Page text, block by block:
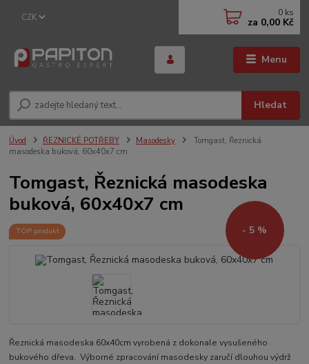
Menu
CZK
Hledat
0 ks
za 0,00 Kč
Úvod ŘEZNICKÉ POTŘEBY Masodesky
Tomgast, Řeznická
masodeska buková, 60x40x7 cm
Tomgast, Řeznická masodeska
buková, 60x40x7 cm
TOP produkt - 5 %
Řeznická masodeska 60x40cm vyrobená z dokonale vysušeného
bukového dřeva. Výborné zpracování masodesky zaručí dlouhou výdrž